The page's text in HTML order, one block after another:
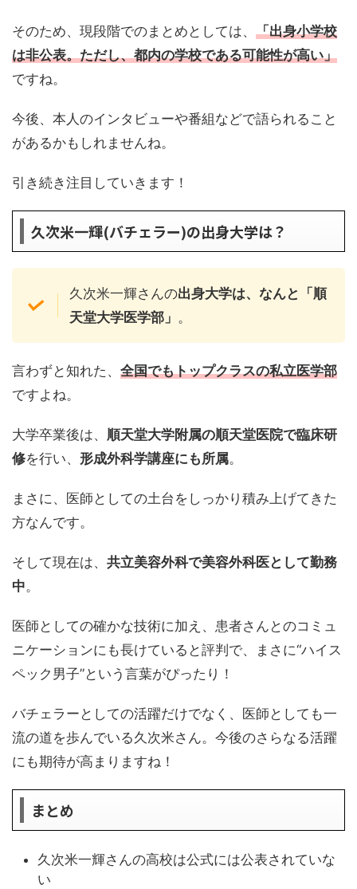
そのため、現段階でのまとめとしては、 「出身小学校
は非公表。ただし、都内の学校である可能性が高い」
ですね。
今後、本人のインタビューや番組などで語られること
があるかもしれませんね。
引き続き注目していきます！
久次米一輝(バチェラー)の出身大学は？
久次米一輝さんの出身大学は、なんと「順
天堂大学医学部」 。
言わずと知れた、 全国でもトップクラスの私立医学部
ですよね。
大学卒業後は、 順天堂大学附属の順天堂医院で臨床研
修を行い、 形成外科学講座にも所属。
まさに、医師としての土台をしっかり積み上げてきた
方なんです。
そして現在は、 共立美容外科で美容外科医として勤務
中。
医師としての確かな技術に加え、患者さんとのコミュ
ニケーションにも長けていると評判で、まさに“ハイス
ペック男子”という言葉がぴったり！
バチェラーとしての活躍だけでなく、医師としても一
流の道を歩んでいる久次米さん。今後のさらなる活躍
にも期待が高まりますね！
まとめ
久次米一輝さんの高校は公式には公表されていな
い